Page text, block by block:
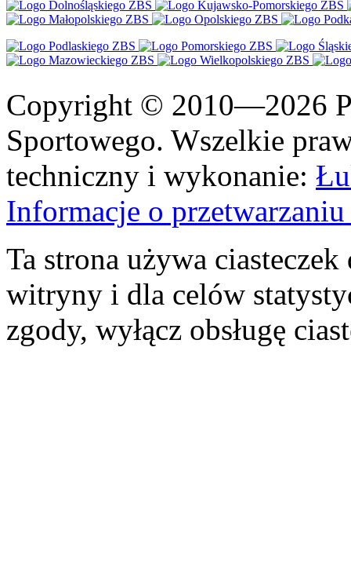
Copyright © 2010—2026
Sportowego. Wszelkie
techniczny i wykonanie:
Informacje o
Ta strona używa
witryny i dla celów
zgody, wyłącz obsługę